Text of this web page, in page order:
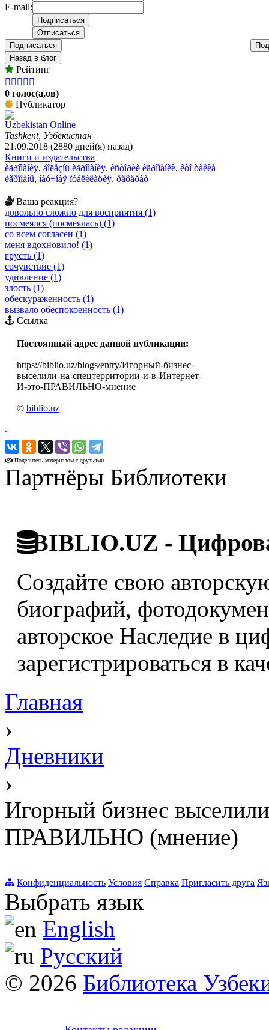
E-mail:
Подписаться
Назад в блог
Рейтинг
    
0 голос(а,ов)
Публикатор
Uzbekistan Online
Tashkent, Узбекистан
21.09.2018 (2880 дней(я) назад)
Книги и издательства
èãðîìàíèÿ, áîëåçíü èãðîìàíèÿ, èñòîðèè èãðîìàíèè, êòî òàêèå
èãðîìàíû, íàó÷íàÿ ïóáëèêàöèÿ, ðåôåðàò
Ваша реакция?
довольно сложно для восприятия (1)
посмеялся (посмеялась) (1)
со всем согласен (1)
меня вдохновило! (1)
грусть (1)
сочувствие (1)
удивление (1)
злость (1)
обескураженность (1)
вызвало обеспокоенность (1)
Ссылка
Постоянный адрес данной публикации:
https://biblio.uz/blogs/entry/Игорный-бизнес-
выселили-на-спецтерритории-и-в-Интернет-
И-это-ПРАВИЛЬНО-мнение
© biblio.uz
‹
›
Поделитесь материалом с друзьями
Партнёры Библиотеки
BIBLIO.UZ -
Создайте свою
биографий,
авторское Наследие в
зарегистрироваться в
Главная
›
Дневники
›
Игорный бизнес
ПРАВИЛЬНО (мнение)
Конфиденциальность Условия Справка Пригласить друга
Выбрать язык
English
Русский
© 2026 Библиотека